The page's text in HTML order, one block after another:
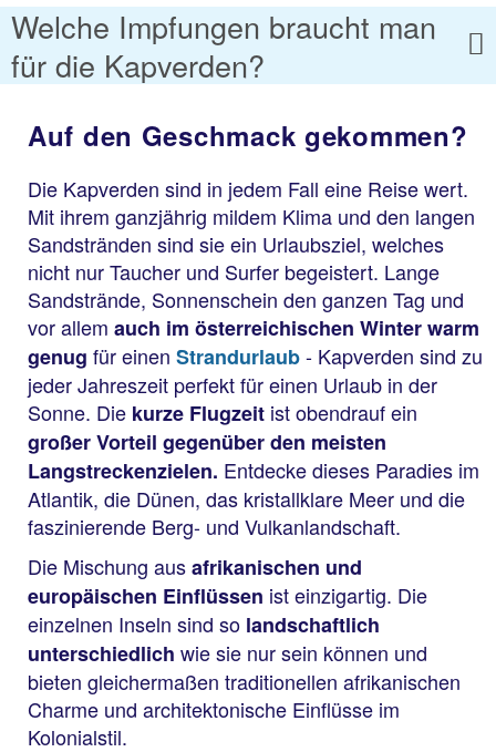
Welche Impfungen braucht man
für die Kapverden?
Auf den Geschmack gekommen?
Die Kapverden sind in jedem Fall eine Reise wert.
Mit ihrem ganzjährig mildem Klima und den langen
Sandstränden sind sie ein Urlaubsziel, welches
nicht nur Taucher und Surfer begeistert. Lange
Sandstrände, Sonnenschein den ganzen Tag und
vor allem auch im österreichischen Winter warm
genug für einen Strandurlaub- Kapverden sind zu
jeder Jahreszeit perfekt für einen Urlaub in der
Sonne. Die kurze Flugzeit ist obendrauf ein
großer Vorteil gegenüber den meisten
Langstreckenzielen. Entdecke dieses Paradies im
Atlantik, die Dünen, das kristallklare Meer und die
faszinierende Berg- und Vulkanlandschaft.
Die Mischung ausafrikanischen und
europäischen Einflüssen ist einzigartig. Die
einzelnen Inseln sind so landschaftlich
unterschiedlich wie sie nur sein können und
bieten gleichermaßen traditionellen afrikanischen
Charme und architektonische Einflüsse im
Kolonialstil.